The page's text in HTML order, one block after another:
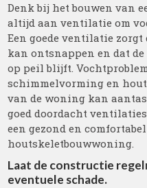
Denk bij het bouwen van
altijd aan ventilatie om
Een goede ventilatie
kan ontsnappen en dat
op peil blijft.
schimmelvorming en
van de woning kan
goed doordacht
een gezond en
houtskeletbouwwoning.
Laat de constructie
eventuele schade.